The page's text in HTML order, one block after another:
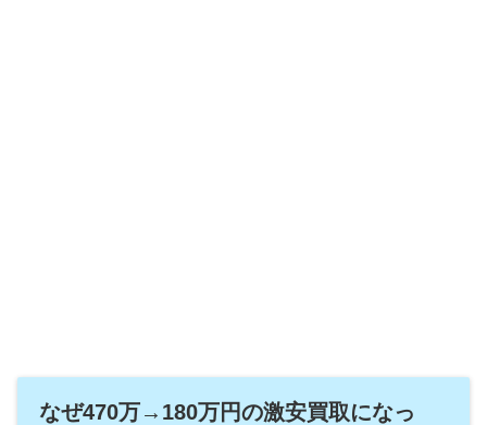
なぜ470万→180万円の激安買取になっ